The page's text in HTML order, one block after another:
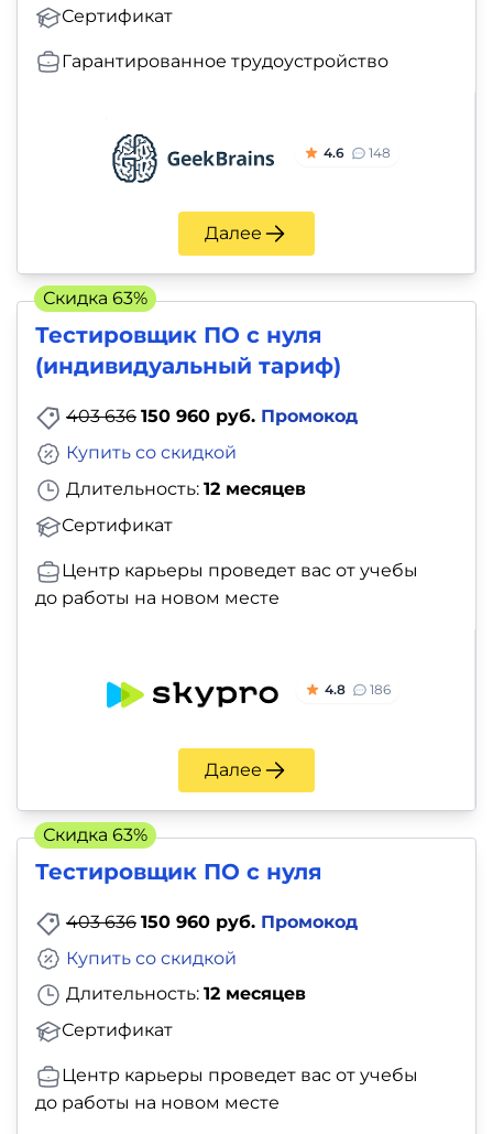
Сертификат
Гарантированное трудоустройство
4.6 148
Далее
Тестировщик ПО с нуля
(индивидуальный тариф)
403 636 150 960 руб. Промокод
Длительность: 12 месяцев
Сертификат
Купить со скидкой
Центр карьеры проведет вас от учебы
до работы на новом месте
4.8 186
Далее
Скидка 63%
Тестировщик ПО с нуля
403 636 150 960 руб. Промокод
Длительность: 12 месяцев
Сертификат
Купить со скидкой
Центр карьеры проведет вас от учебы
до работы на новом месте
Скидка 63%